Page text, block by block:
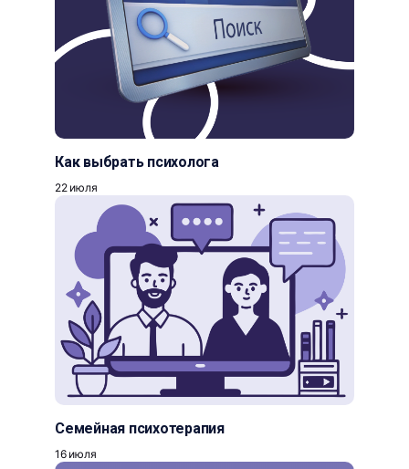
Как выбрать психолога
22 июля
Семейная психотерапия
16 июля